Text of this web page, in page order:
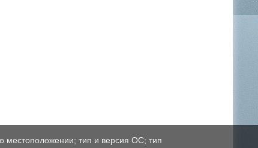
местоположении; тип и версия ОС; тип